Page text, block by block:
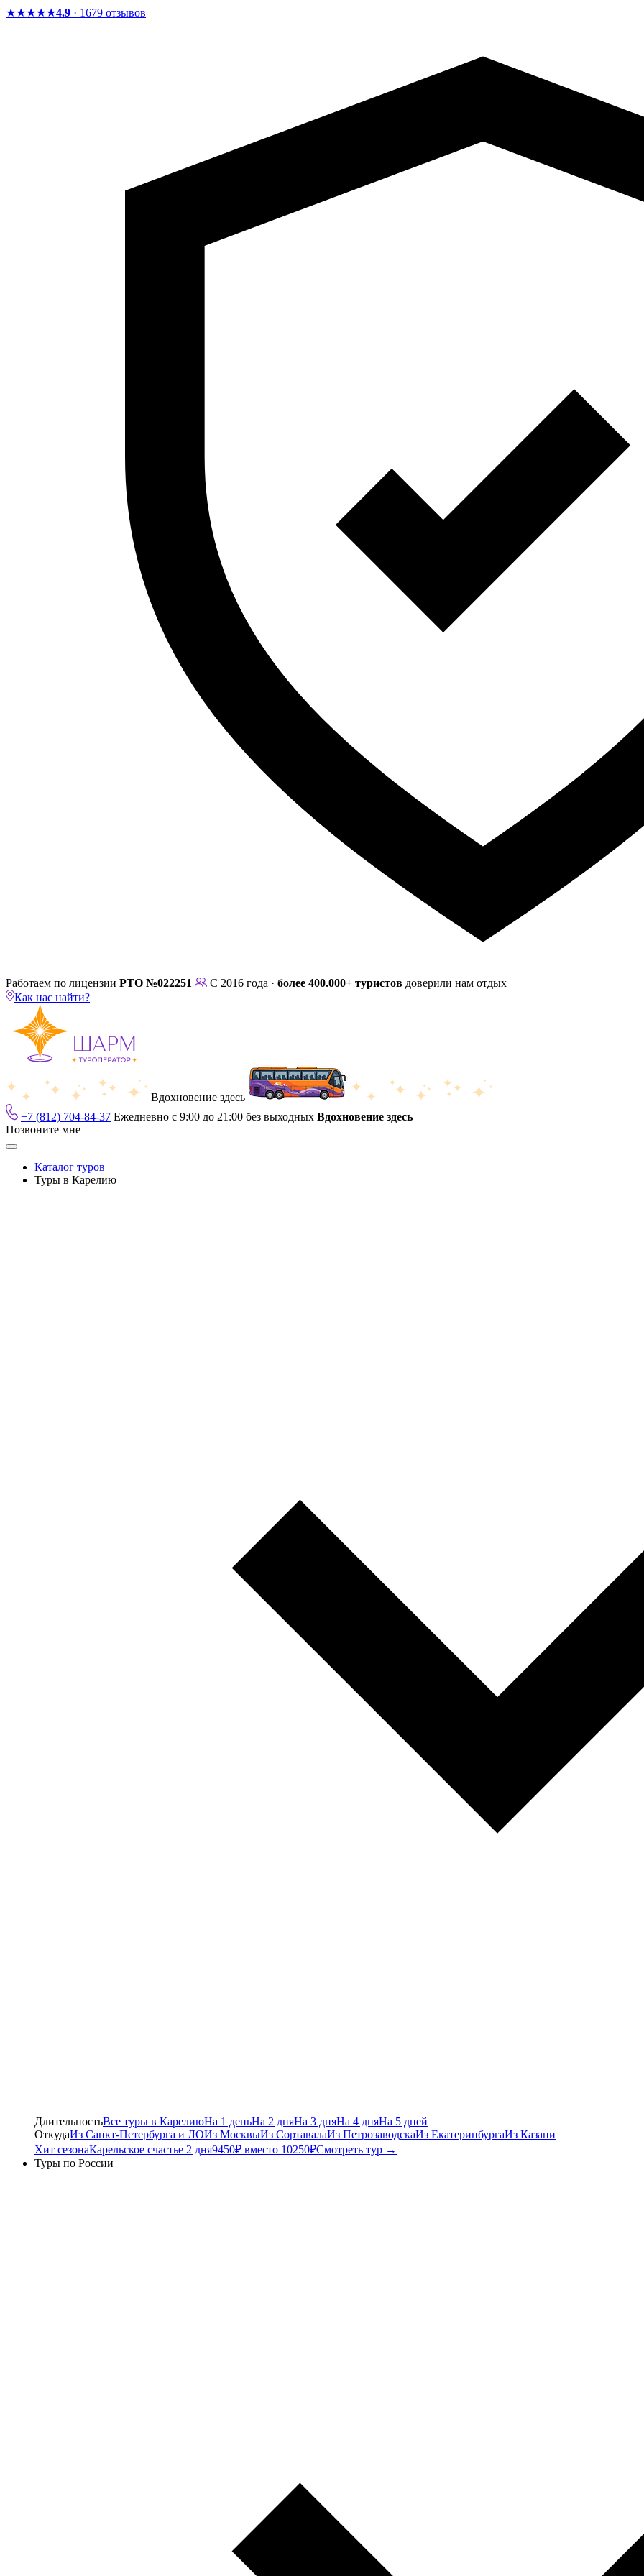
★★★★★4.9 · 1679 отзывов
Работаем по лицензии РТО №022251 С 2016 года · более 400.000+ туристов доверили нам отдых
Как нас найти?
Вдохновение здесь
+7 (812) 704-84-37 Ежедневно с 9:00 до 21:00 без выходных Вдохновение здесь
Позвоните мне
Каталог туров
Туры в Карелию
ДлительностьВсе туры в КарелиюНа 1 деньНа 2 дняНа 3 дняНа 4 дняНа 5 дней
ОткудаИз Санкт-Петербурга и ЛОИз МосквыИз СортавалаИз ПетрозаводскаИз ЕкатеринбургаИз Казани
Хит сезонаКарельское счастье 2 дня9450₽ вместо 10250₽Смотреть тур →
Туры по России